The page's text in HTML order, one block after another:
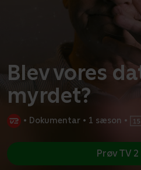
Blev vores
myrdet?
• Dokumentar • 1 sæson •
Prøv TV